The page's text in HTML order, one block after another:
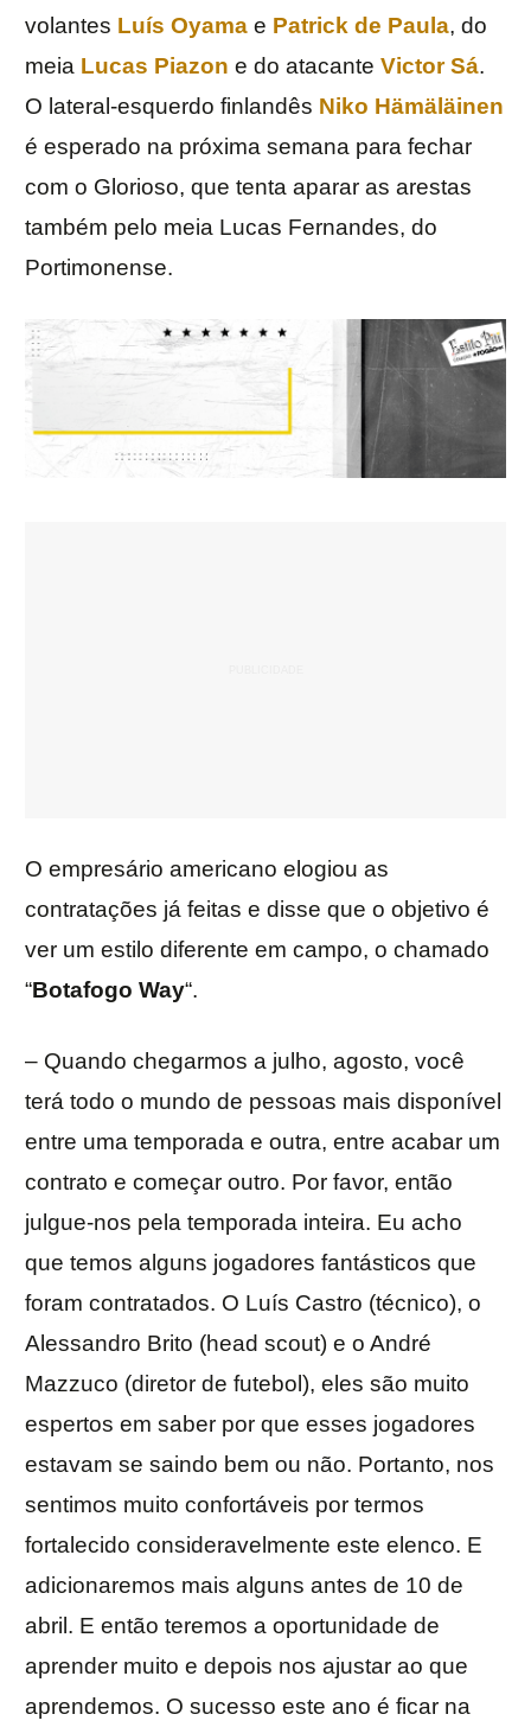
volantes Luís Oyama e Patrick de Paula, do
meia Lucas Piazon e do atacante Victor Sá.
O lateral-esquerdo finlandês Niko Hämäläinen
é esperado na próxima semana para fechar
com o Glorioso, que tenta aparar as arestas
também pelo meia Lucas Fernandes, do
Portimonense.
O empresário americano elogiou as
contratações já feitas e disse que o objetivo é
ver um estilo diferente em campo, o chamado
“Botafogo Way“.
– Quando chegarmos a julho, agosto, você
terá todo o mundo de pessoas mais disponível
entre uma temporada e outra, entre acabar um
contrato e começar outro. Por favor, então
julgue-nos pela temporada inteira. Eu acho
que temos alguns jogadores fantásticos que
foram contratados. O Luís Castro (técnico), o
Alessandro Brito (head scout) e o André
Mazzuco (diretor de futebol), eles são muito
espertos em saber por que esses jogadores
estavam se saindo bem ou não. Portanto, nos
sentimos muito confortáveis por termos
fortalecido consideravelmente este elenco. E
adicionaremos mais alguns antes de 10 de
abril. E então teremos a oportunidade de
aprender muito e depois nos ajustar ao que
aprendemos. O sucesso este ano é ficar na